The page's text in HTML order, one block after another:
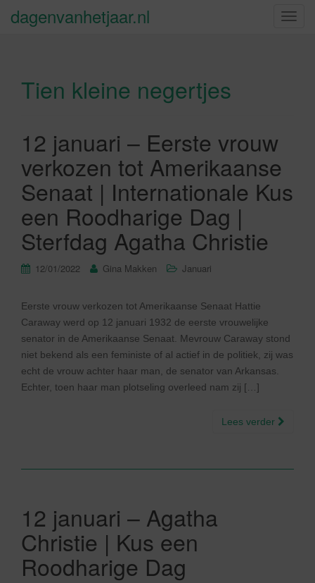
S
g
dagenvanhetjaar.nl
Tien kleine negertjes
12 januari – Eerste vrouw
verkozen tot Amerikaanse
Senaat | Internationale Kus
een Roodharige Dag |
Sterfdag Agatha Christie
12/01/2022 Gina Makken Januari
Eerste vrouw verkozen tot Amerikaanse Senaat Hattie
Caraway werd op 12 januari 1932 de eerste vrouwelijke
senator in de Amerikaanse Senaat. Mevrouw Caraway stond
niet bekend als een feministe of al actief in de politiek, zij was
echt de vrouw achter haar man, de senator van Arkansas.
Echter, toen haar man plotseling overleed nam zij […]
Lees verder
12 januari – Agatha
Christie | Kus een
Roodharige Dag